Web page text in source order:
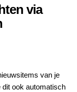
via
van je
dit ook automatisch